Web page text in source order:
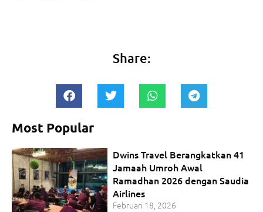
Share:
Most Popular
Dwins Travel Berangkatkan 41
Jamaah Umroh Awal
Ramadhan 2026 dengan Saudia
Airlines
Februari 18, 2026